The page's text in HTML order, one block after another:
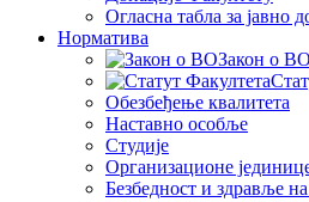
Огласна табла за јавно
Норматива
Закон о ВО
Обезбеђење квалитета
Наставно особље
Студије
Организационе
Безбедност и здравље